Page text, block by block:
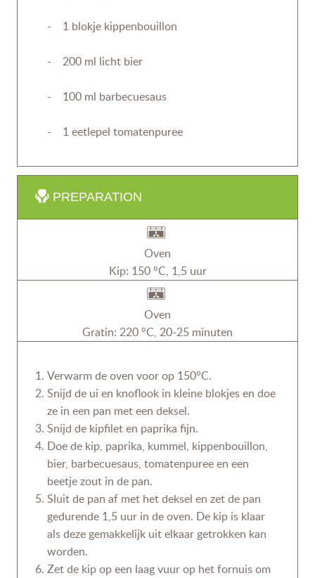
- 1 blokje kippenbouillon
- 200 ml licht bier
- 100 ml barbecuesaus
- 1 eetlepel tomatenpuree
PREPARATION
Oven
Kip: 150 °C, 1,5 uur
Oven
Gratin: 220 °C, 20-25 minuten
Verwarm de oven voor op 150°C.
Snijd de ui en knoflook in kleine blokjes en doe
ze in een pan met een deksel.
Snijd de kipfilet en paprika fijn.
Doe de kip, paprika, kummel, kippenbouillon,
bier, barbecuesaus, tomatenpuree en een
beetje zout in de pan.
Sluit de pan af met het deksel en zet de pan
gedurende 1,5 uur in de oven. De kip is klaar
als deze gemakkelijk uit elkaar getrokken kan
worden.
Zet de kip op een laag vuur op het fornuis om